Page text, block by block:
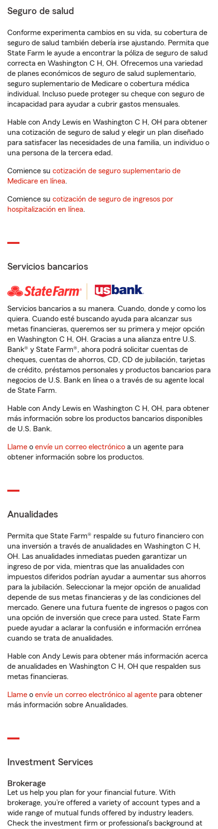
Seguro de salud
Conforme experimenta cambios en su vida, su cobertura de
seguro de salud también debería irse ajustando. Permita que
State Farm le ayude a encontrar la póliza de seguro de salud
correcta en Washington C H, OH. Ofrecemos una variedad
de planes económicos de seguro de salud suplementario,
seguro suplementario de Medicare o cobertura médica
individual. Incluso puede proteger su cheque con seguro de
incapacidad para ayudar a cubrir gastos mensuales.
Hable con Andy Lewis en Washington C H, OH para obtener
una cotización de seguro de salud y elegir un plan diseñado
para satisfacer las necesidades de una familia, un individuo o
una persona de la tercera edad.
Comience su cotización de seguro suplementario de
Medicare en línea.
Comience su cotización de seguro de ingresos por
hospitalización en línea.
Servicios bancarios
Servicios bancarios a su manera. Cuando, donde y como los
quiera. Cuando esté buscando ayuda para alcanzar sus
metas financieras, queremos ser su primera y mejor opción
en Washington C H, OH. Gracias a una alianza entre U.S.
Bank® y State Farm®, ahora podrá solicitar cuentas de
cheques, cuentas de ahorros, CD, CD de jubilación, tarjetas
de crédito, préstamos personales y productos bancarios para
negocios de U.S. Bank en línea o a través de su agente local
de State Farm.
Hable con Andy Lewis en Washington C H, OH, para obtener
más información sobre los productos bancarios disponibles
de U.S. Bank.
Llame o envíe un correo electrónico a un agente para
obtener información sobre los productos.
Anualidades
Permita que State Farm® respalde su futuro financiero con
una inversión a través de anualidades en Washington C H,
OH. Las anualidades inmediatas pueden garantizar un
ingreso de por vida, mientras que las anualidades con
impuestos diferidos podrían ayudar a aumentar sus ahorros
para la jubilación. Seleccionar la mejor opción de anualidad
depende de sus metas financieras y de las condiciones del
mercado. Genere una futura fuente de ingresos o pagos con
una opción de inversión que crece para usted. State Farm
puede ayudar a aclarar la confusión e información errónea
cuando se trata de anualidades.
Hable con Andy Lewis para obtener más información acerca
de anualidades en Washington C H, OH que respalden sus
metas financieras.
Llame o envíe un correo electrónico al agente para obtener
más información sobre Anualidades.
Investment Services
Brokerage
Let us help you plan for your financial future. With
brokerage, you’re offered a variety of account types and a
wide range of mutual funds offered by industry leaders.
Check the investment firm or professional’s background at